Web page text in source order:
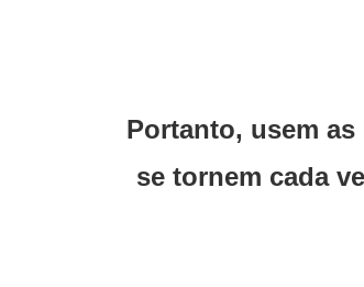
Portanto, usem
se tornem cada